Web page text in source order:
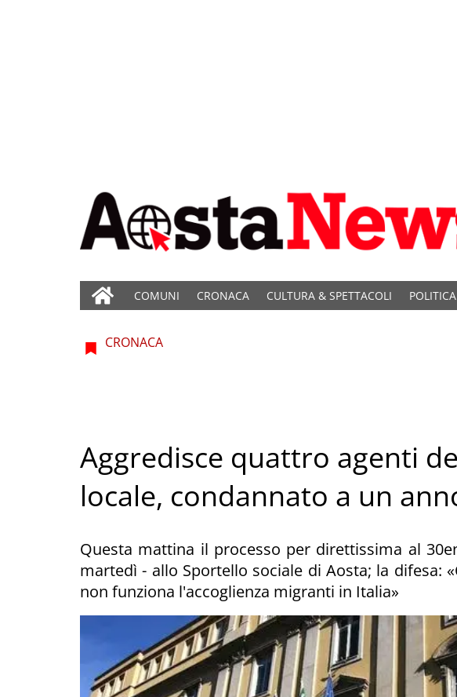
COMUNI CRONACA CULTURA & SPETTACOLI
CRONACA
Aggredisce quattro agenti
locale, condannato a un
Questa mattina il processo per direttissima al
martedì - allo Sportello sociale di Aosta; la difesa:
non funziona l'accoglienza migranti in Italia»